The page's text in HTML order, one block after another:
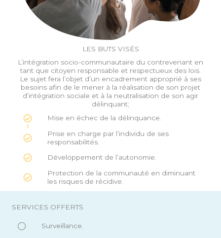
LES BUTS VISÉS
L’intégration socio-communautaire du contrevenant en
tant que citoyen responsable et respectueux des lois.
Le sujet fera l’objet d’un encadrement approprié à ses
besoins afin de le mener à la réalisation de son projet
d’intégration sociale et à la neutralisation de son agir
délinquant;
Mise en échec de la délinquance.
Prise en charge par l’individu de ses
responsabilités.
Développement de l’autonomie.
Protection de la communauté en diminuant
les risques de récidive.
SERVICES OFFERTS
Surveillance.